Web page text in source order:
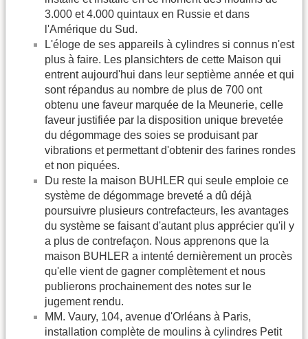
3.000 et 4.000 quintaux en Russie et dans
l'Amérique du Sud.
L'éloge de ses appareils à cylindres si connus n'est
plus à faire. Les plansichters de cette Maison qui
entrent aujourd'hui dans leur septième année et qui
sont répandus au nombre de plus de 700 ont
obtenu une faveur marquée de la Meunerie, celle
faveur justifiée par la disposition unique brevetée
du dégommage des soies se produisant par
vibrations et permettant d'obtenir des farines rondes
et non piquées.
Du reste la maison BUHLER qui seule emploie ce
système de dégommage breveté a dû déjà
poursuivre plusieurs contrefacteurs, les avantages
du système se faisant d'autant plus apprécier qu'il y
a plus de contrefaçon. Nous apprenons que la
maison BUHLER a intenté dernièrement un procès
qu'elle vient de gagner complètement et nous
publierons prochainement des notes sur le
jugement rendu.
MM. Vaury, 104, avenue d'Orléans à Paris,
installation complète de moulins à cylindres Petit